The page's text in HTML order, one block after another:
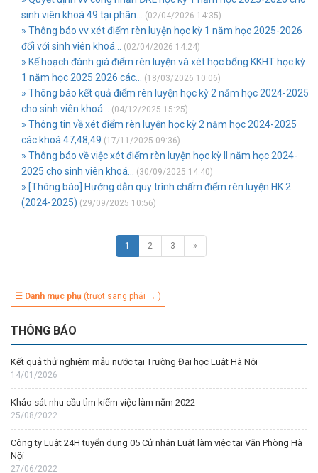
sinh viên khoá 49 tại phân...
(02/04/2026 14:35)
» Thông báo vv xét điểm rèn luyện học kỳ 1 năm học 2025-2026
đối với sinh viên khoá...
(02/04/2026 14:24)
» Kế hoạch đánh giá điểm rèn luyện và xét học bổng KKHT học kỳ
1 năm học 2025 2026 các...
(18/03/2026 10:06)
» Thông báo kết quả điểm rèn luyện học kỳ 2 năm học 2024-2025
cho sinh viên khoá...
(04/12/2025 15:25)
» Thông tin về xét điểm rèn luyện học kỳ 2 năm học 2024-2025
các khoá 47,48,49 (17/11/2025 09:36)
» Thông báo về việc xét điểm rèn luyện học kỳ II năm học 2024-
2025 cho sinh viên khoá...
(30/09/2025 14:40)
» [Thông báo] Hướng dẫn quy trình chấm điểm rèn luyện HK 2
(2024-2025) (29/09/2025 10:56)
1 2 3 »
☰ Danh mục phụ (trượt sang phải → )
THÔNG BÁO
Kết quả thử nghiệm mẫu nước tại Trường Đại học Luật Hà Nội
14/01/2026
Khảo sát nhu cầu tìm kiếm việc làm năm 2022
25/08/2022
Công ty Luật 24H tuyển dụng 05 Cử nhân Luật làm việc tại Văn Phòng Hà
Nội
27/06/2022